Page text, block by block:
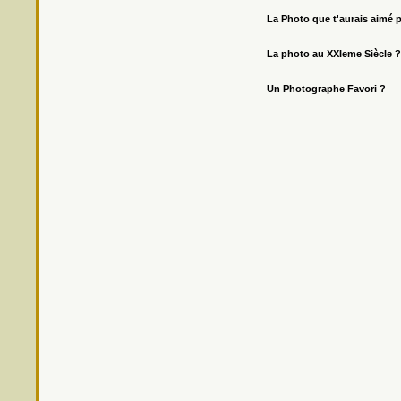
La Photo que t'aurais aimé
La photo au XXIeme Siècle ?
Un Photographe Favori ?